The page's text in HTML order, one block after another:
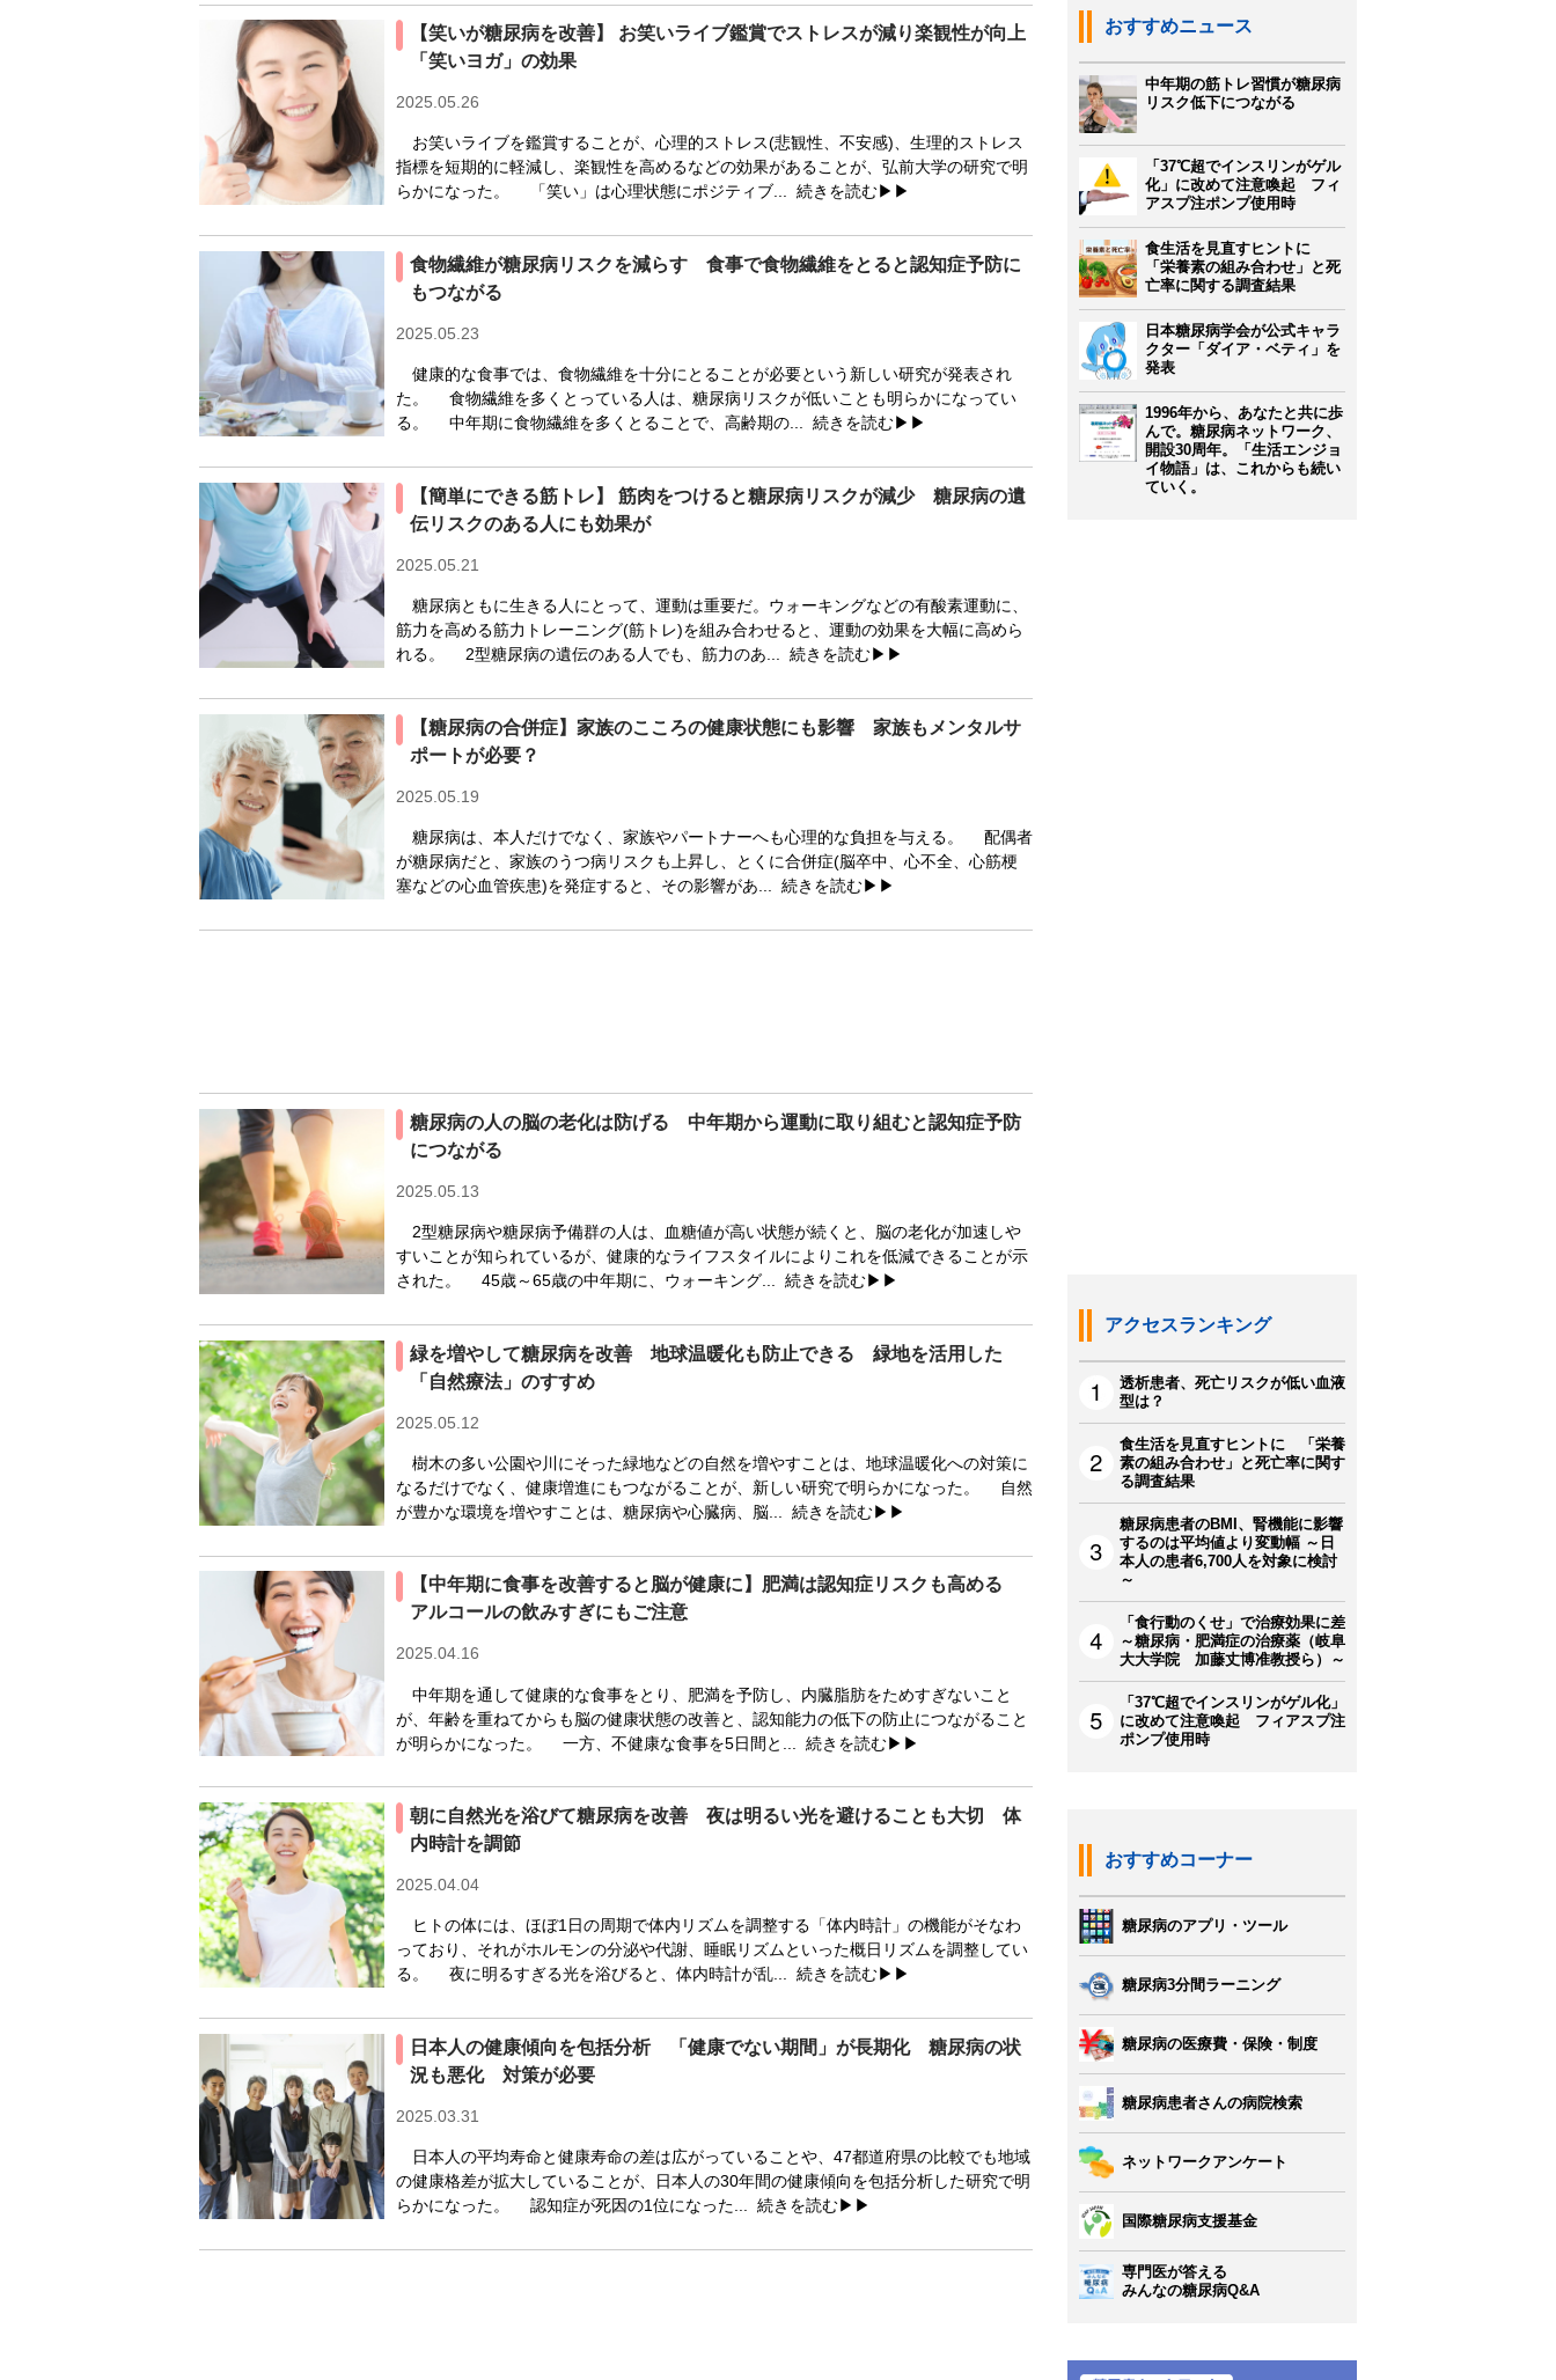
【笑いが糖尿病を改善】 お笑いライブ鑑賞でストレスが減り楽観性が向上
「笑いヨガ」の効果
2025.05.26
お笑いライブを鑑賞することが、心理的ストレス(悲観性、不安感)、生理的ストレス
指標を短期的に軽減し、楽観性を高めるなどの効果があることが、弘前大学の研究で明
らかになった。 「笑い」は心理状態にポジティブ... 続きを読む▶▶
食物繊維が糖尿病リスクを減らす 食事で食物繊維をとると認知症予防に
もつながる
2025.05.23
健康的な食事では、食物繊維を十分にとることが必要という新しい研究が発表され
た。 食物繊維を多くとっている人は、糖尿病リスクが低いことも明らかになってい
る。 中年期に食物繊維を多くとることで、高齢期の... 続きを読む▶▶
【簡単にできる筋トレ】 筋肉をつけると糖尿病リスクが減少 糖尿病の遺
伝リスクのある人にも効果が
2025.05.21
糖尿病ともに生きる人にとって、運動は重要だ。ウォーキングなどの有酸素運動に、
筋力を高める筋力トレーニング(筋トレ)を組み合わせると、運動の効果を大幅に高めら
れる。 2型糖尿病の遺伝のある人でも、筋力のあ... 続きを読む▶▶
【糖尿病の合併症】家族のこころの健康状態にも影響 家族もメンタルサ
ポートが必要？
2025.05.19
糖尿病は、本人だけでなく、家族やパートナーへも心理的な負担を与える。 配偶者
が糖尿病だと、家族のうつ病リスクも上昇し、とくに合併症(脳卒中、心不全、心筋梗
塞などの心血管疾患)を発症すると、その影響があ... 続きを読む▶▶
糖尿病の人の脳の老化は防げる 中年期から運動に取り組むと認知症予防
につながる
2025.05.13
2型糖尿病や糖尿病予備群の人は、血糖値が高い状態が続くと、脳の老化が加速しや
すいことが知られているが、健康的なライフスタイルによりこれを低減できることが示
された。 45歳～65歳の中年期に、ウォーキング... 続きを読む▶▶
緑を増やして糖尿病を改善 地球温暖化も防止できる 緑地を活用した
「自然療法」のすすめ
2025.05.12
樹木の多い公園や川にそった緑地などの自然を増やすことは、地球温暖化への対策に
なるだけでなく、健康増進にもつながることが、新しい研究で明らかになった。 自然
が豊かな環境を増やすことは、糖尿病や心臓病、脳... 続きを読む▶▶
【中年期に食事を改善すると脳が健康に】肥満は認知症リスクも高める
アルコールの飲みすぎにもご注意
2025.04.16
中年期を通して健康的な食事をとり、肥満を予防し、内臓脂肪をためすぎないこと
が、年齢を重ねてからも脳の健康状態の改善と、認知能力の低下の防止につながること
が明らかになった。 一方、不健康な食事を5日間と... 続きを読む▶▶
朝に自然光を浴びて糖尿病を改善 夜は明るい光を避けることも大切 体
内時計を調節
2025.04.04
ヒトの体には、ほぼ1日の周期で体内リズムを調整する「体内時計」の機能がそなわ
っており、それがホルモンの分泌や代謝、睡眠リズムといった概日リズムを調整してい
る。 夜に明るすぎる光を浴びると、体内時計が乱... 続きを読む▶▶
日本人の健康傾向を包括分析 「健康でない期間」が長期化 糖尿病の状
況も悪化 対策が必要
2025.03.31
日本人の平均寿命と健康寿命の差は広がっていることや、47都道府県の比較でも地域
の健康格差が拡大していることが、日本人の30年間の健康傾向を包括分析した研究で明
らかになった。 認知症が死因の1位になった... 続きを読む▶▶
おすすめニュース
中年期の筋トレ習慣が糖尿病
リスク低下につながる
「37℃超でインスリンがゲル
化」に改めて注意喚起 フィ
アスプ注ポンプ使用時
食生活を見直すヒントに
「栄養素の組み合わせ」と死
亡率に関する調査結果
日本糖尿病学会が公式キャラ
クター「ダイア・ベティ」を
発表
1996年から、あなたと共に歩
んで。糖尿病ネットワーク、
開設30周年。「生活エンジョ
イ物語」は、これからも続い
ていく。
アクセスランキング
透析患者、死亡リスクが低い血液
型は？
食生活を見直すヒントに 「栄養
素の組み合わせ」と死亡率に関す
る調査結果
糖尿病患者のBMI、腎機能に影響
するのは平均値より変動幅 ～日
本人の患者6,700人を対象に検討
～
「食行動のくせ」で治療効果に差
～糖尿病・肥満症の治療薬（岐阜
大大学院 加藤丈博准教授ら）～
「37℃超でインスリンがゲル化」
に改めて注意喚起 フィアスプ注
ポンプ使用時
おすすめコーナー
糖尿病のアプリ・ツール
糖尿病3分間ラーニング
糖尿病の医療費・保険・制度
糖尿病患者さんの病院検索
ネットワークアンケート
国際糖尿病支援基金
専門医が答える
みんなの糖尿病Q&A